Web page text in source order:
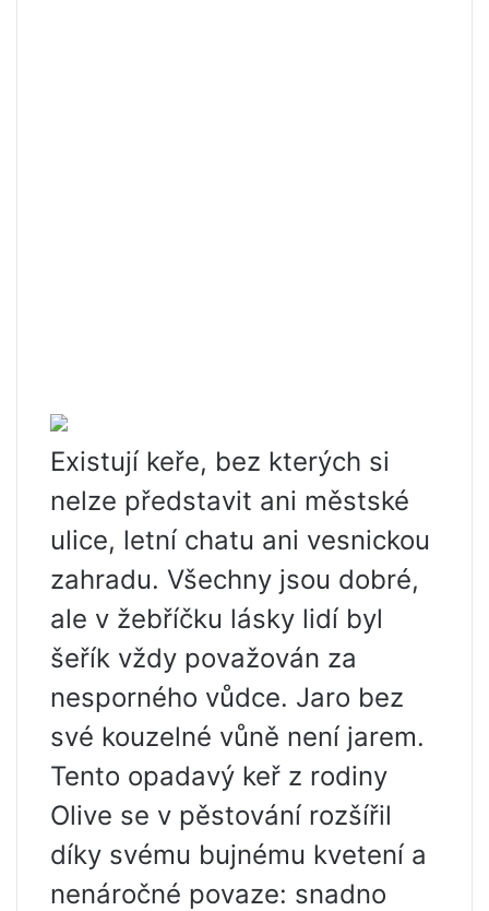
Existují keře, bez kterých si
nelze představit ani městské
ulice, letní chatu ani vesnickou
zahradu. Všechny jsou dobré,
ale v žebříčku lásky lidí byl
šeřík vždy považován za
nesporného vůdce. Jaro bez
své kouzelné vůně není jarem.
Tento opadavý keř z rodiny
Olive se v pěstování rozšířil
díky svému bujnému kvetení a
nenáročné povaze: snadno